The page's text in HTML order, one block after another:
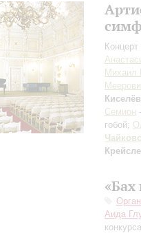
Михаил
Киселёв
Семион
гобой;
Аида